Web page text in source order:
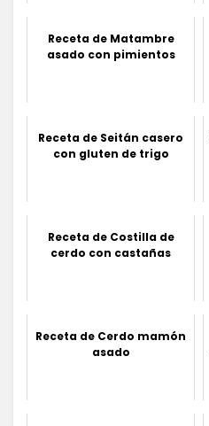
Receta de Matambre
asado con pimientos
Receta de Seitán casero
con gluten de trigo
Receta de Costilla de
cerdo con castañas
Receta de Cerdo mamón
asado